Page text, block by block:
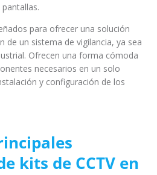
para ofrecer una solución
de un sistema de vigilancia, ya sea
Ofrecen una forma cómoda
necesarios en un solo
y configuración de los
kits de CCTV en